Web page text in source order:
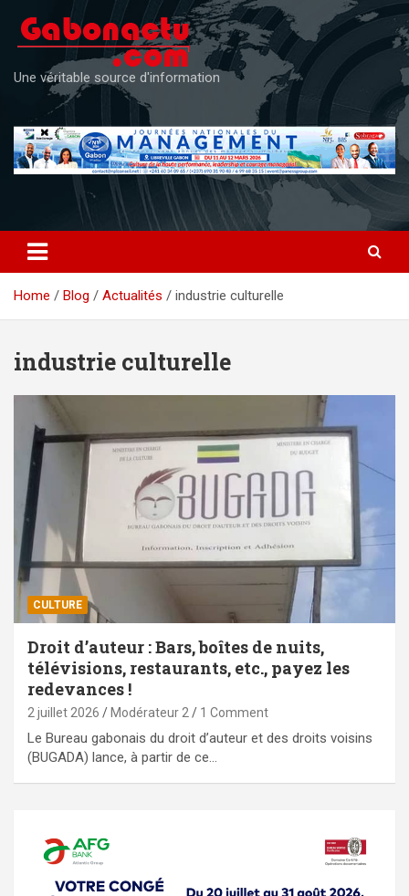
content
Une véritable source d'information
Home Blog Actualités industrie culturelle
industrie culturelle
CULTURE
Droit d’auteur : Bars, boîtes de nuits,
télévisions, restaurants, etc., payez les
redevances !
2 juillet 2026 Modérateur 2 1 Comment
Le Bureau gabonais du droit d’auteur et des droits voisins
(BUGADA) lance, à partir de ce…